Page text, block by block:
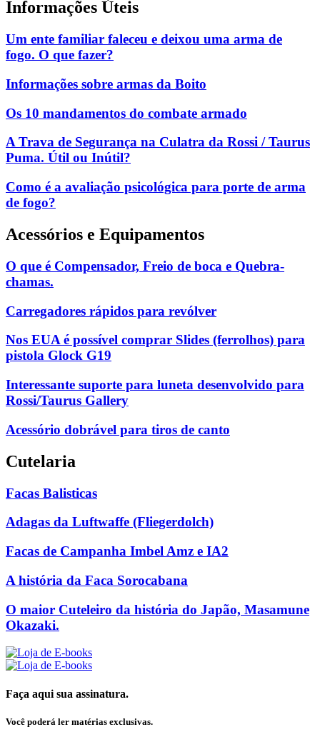
Informações Úteis
Um ente familiar faleceu e deixou uma arma de
fogo. O que fazer?
Informações sobre armas da Boito
Os 10 mandamentos do combate armado
A Trava de Segurança na Culatra da Rossi / Taurus
Puma. Útil ou Inútil?
Como é a avaliação psicológica para porte de arma
de fogo?
Acessórios e Equipamentos
O que é Compensador, Freio de boca e Quebra-
chamas.
Carregadores rápidos para revólver
Nos EUA é possível comprar Slides (ferrolhos) para
pistola Glock G19
Interessante suporte para luneta desenvolvido para
Rossi/Taurus Gallery
Acessório dobrável para tiros de canto
Cutelaria
Facas Balisticas
Adagas da Luftwaffe (Fliegerdolch)
Facas de Campanha Imbel Amz e IA2
A história da Faca Sorocabana
O maior Cuteleiro da história do Japão, Masamune
Okazaki.
Faça aqui sua assinatura.
Você poderá ler matérias exclusivas.